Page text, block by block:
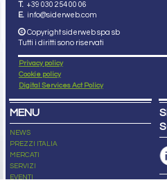
T. +39 030 254 00 06
E. info@siderweb.com
Copyright siderweb spa sb
Tutti i diritti sono riservati
Privacy policy
Cookie policy
Digital Services Act Policy
MENU
NEWS
PREZZI ITALIA
MERCATI
SERVIZI
EVENTI